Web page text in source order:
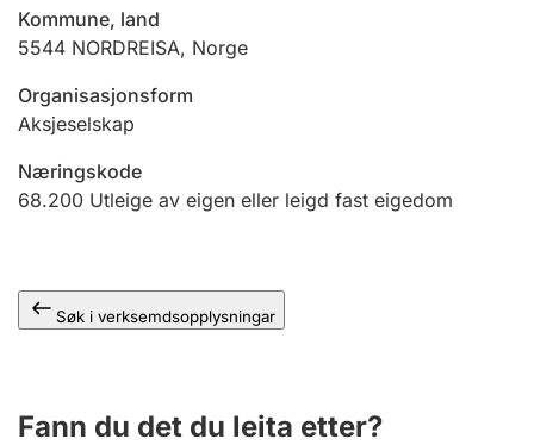
Ektepaktrettleiaren
Andre tema
Kommune, land
5544 NORDREISA, Norge
Organisasjonsform
Aksjeselskap
Næringskode
68.200 Utleige av eigen eller leigd fast eigedom
Søk i verksemdsopplysningar
Fann du det du leita etter?